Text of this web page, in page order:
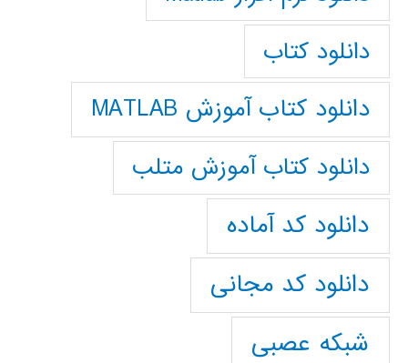
دانلود کتاب
دانلود کتاب آموزش MATLAB
دانلود کتاب آموزش متلب
دانلود کد آماده
دانلود کد مجانی
شبکه عصبی